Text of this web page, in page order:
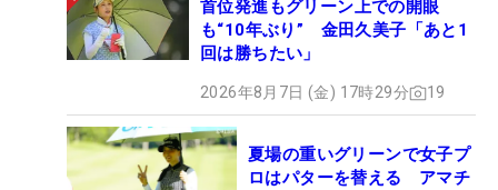
首位発進もグリーン上での開眼
も“10年ぶり” 金田久美子「あと1
回は勝ちたい」
2026年8月7日 (金) 17時29分 19
夏場の重いグリーンで女子プ
ロはパターを替える アマチ